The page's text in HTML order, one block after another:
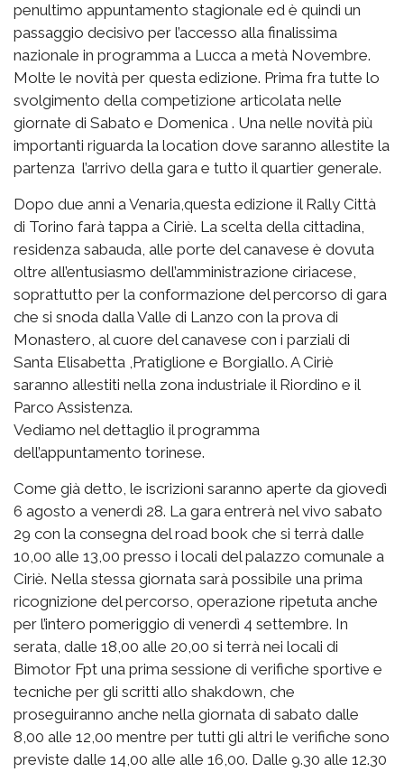
penultimo appuntamento stagionale ed è quindi un
passaggio decisivo per l’accesso alla finalissima
nazionale in programma a Lucca a metà Novembre.
Molte le novità per questa edizione. Prima fra tutte lo
svolgimento della competizione articolata nelle
giornate di Sabato e Domenica . Una nelle novità più
importanti riguarda la location dove saranno allestite la
partenza l’arrivo della gara e tutto il quartier generale.
Dopo due anni a Venaria,questa edizione il Rally Città
di Torino farà tappa a Ciriè. La scelta della cittadina,
residenza sabauda, alle porte del canavese è dovuta
oltre all’entusiasmo dell’amministrazione ciriacese,
soprattutto per la conformazione del percorso di gara
che si snoda dalla Valle di Lanzo con la prova di
Monastero, al cuore del canavese con i parziali di
Santa Elisabetta ,Pratiglione e Borgiallo. A Ciriè
saranno allestiti nella zona industriale il Riordino e il
Parco Assistenza.
Vediamo nel dettaglio il programma
dell’appuntamento torinese.
Come già detto, le iscrizioni saranno aperte da giovedì
6 agosto a venerdì 28. La gara entrerà nel vivo sabato
29 con la consegna del road book che si terrà dalle
10,00 alle 13,00 presso i locali del palazzo comunale a
Ciriè. Nella stessa giornata sarà possibile una prima
ricognizione del percorso, operazione ripetuta anche
per l’intero pomeriggio di venerdì 4 settembre. In
serata, dalle 18,00 alle 20,00 si terrà nei locali di
Bimotor Fpt una prima sessione di verifiche sportive e
tecniche per gli scritti allo shakdown, che
proseguiranno anche nella giornata di sabato dalle
8,00 alle 12,00 mentre per tutti gli altri le verifiche sono
previste dalle 14,00 alle alle 16,00. Dalle 9.30 alle 12.30